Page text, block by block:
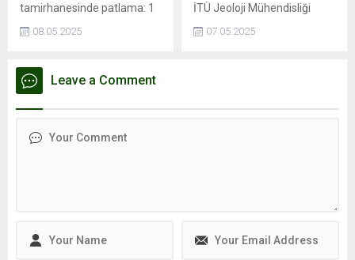
tamirhanesinde patlama: 1
esnasında depoda mahsur
kaybettiİSTANBUL - İstanbul
Kağıthane'de motosiklet
meydana geldiği iddia edildi.
08.05.2025
İTÜ Jeoloji Mühendisliği
Yaltırak, İstanbul’da
07.05.2025
Leave a Comment